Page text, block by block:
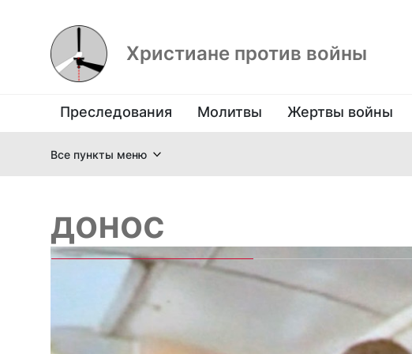
Христиане против войны
Преследования Молитвы Жертвы войны
Все пункты меню
донос